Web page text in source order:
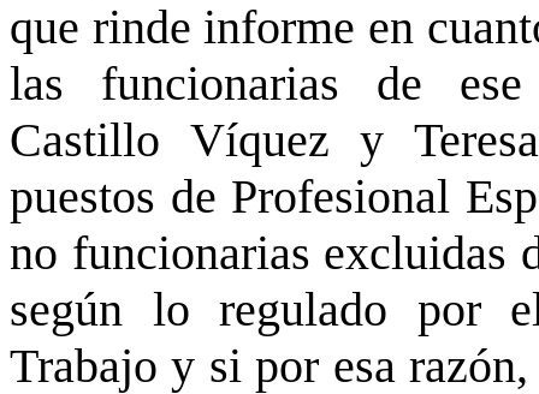
que rinde informe en
las funcionarias de
Castillo Víquez y
puestos de Profesional
no funcionarias excluidas
según lo regulado por
Trabajo y si por esa